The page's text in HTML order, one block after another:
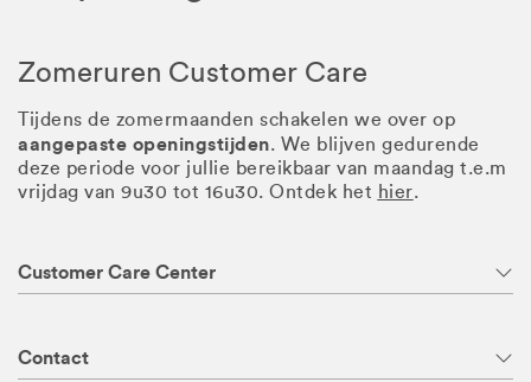
Zomeruren Customer Care
Tijdens de zomermaanden schakelen we over op
aangepaste openingstijden. We blijven gedurende
deze periode voor jullie bereikbaar van maandag t.e.m
vrijdag van 9u30 tot 16u30. Ontdek het hier.
Customer Care Center
Contact